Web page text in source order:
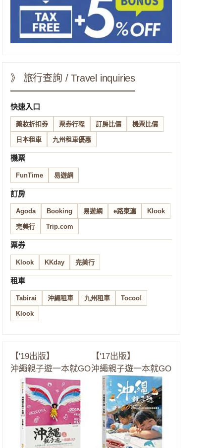
》 旅行查詢 / Travel inquiries
快速入口
藥妝折扣券 票券行程 訂房比價 機票比價
日本租車 九州租車優惠
機票
FunTime 易遊網
訂房
Agoda Booking 易遊網 e路東瀛 Klook
完美行 Trip.com
票券
Klook KKday 完美行
租車
Tabirai 沖繩租車 九州租車 Tocoo!
Klook
【'19出版】
沖繩親子遊一本就GO
【'17出版】
沖繩親子遊一本就GO